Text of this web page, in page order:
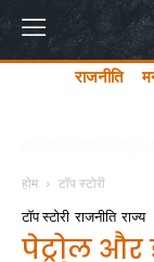
राजनीति
होम टॉप स्टोरी
टॉप स्टोरी राजनीति राज्य
पेट्रोल